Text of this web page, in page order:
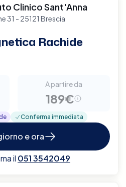
Clinico Sant'Anna
31 - 25121 Brescia
Rachide
A partire da
189€
Conferma immediata
e ora
il 051 3542049